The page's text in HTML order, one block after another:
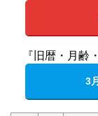
『旧暦・月齢
3